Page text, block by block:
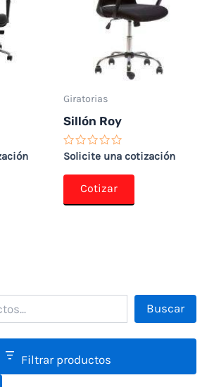
Buscar
Filtrar productos
Giratorias
Sillón Roy
Valorado
0
Solicite una cotización
Cotizar